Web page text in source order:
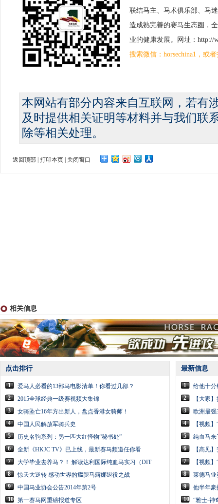
联结马主、马术俱乐部、马
造成熟完善的赛马生态圈，
业的健康发展。网址：http://
搜索微信：horsechina1，或
本网站有部分内容来自互联网，若有
及时提供相关证明等材料并与我们联
除等相关处理。
返回顶部 打印本页 关闭窗口
相关信息
点击排行
1
爱马人必看的13部马电影清单！你看过几部？
2
2015全球经典一级赛视频大集锦
3
女骑坠亡16年方出新人，盘点香港女骑师！
4
中国人民解放军骑兵史
5
历史名驹系列：另一匹大红怪物“秘书处”
6
全新《HKJC TV》已上线，最新赛马频道任你看
7
大学毕业去养马？！ 解读达利国际纯血马实习（DIT
8
惊天大逆转 感动世界的瘸腿马露娜退役之战
9
中国马业协会公告2014年第2号
10 第一赛马网重磅报道专区
最新信息
1
给他十
2
【大家
3
欧洲最
4
【视频
5
纯血马来
6
【高见
7
【视频
8
莱德马业
9
他半年豪
10 “雅士-神